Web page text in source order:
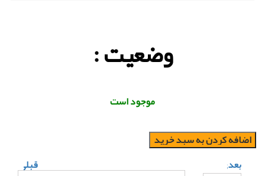
وضعیت :
موجود است
اضافه کردن به سبد خرید
قبلی
بعدی